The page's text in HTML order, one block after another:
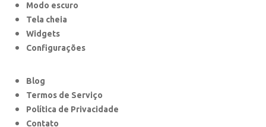
Modo escuro
Tela cheia
Widgets
Configurações
Blog
Termos de Serviço
Política de Privacidade
Contato